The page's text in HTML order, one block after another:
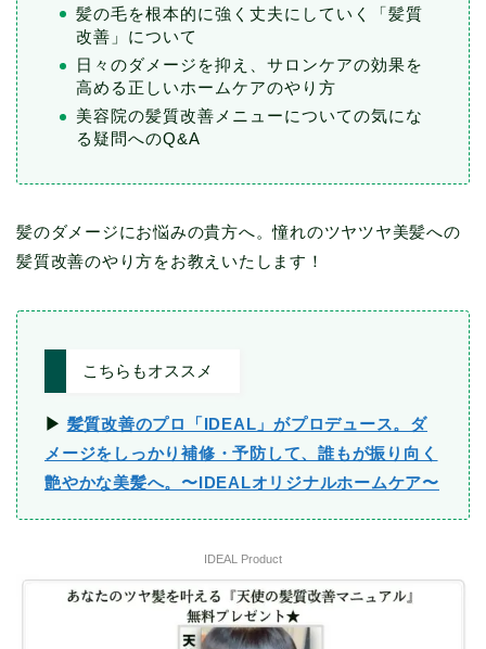
髪の毛を根本的に強く丈夫にしていく「髪質
改善」について
日々のダメージを抑え、サロンケアの効果を
高める正しいホームケアのやり方
美容院の髪質改善メニューについての気にな
る疑問へのQ&A
髪のダメージにお悩みの貴方へ。憧れのツヤツヤ美髪への
髪質改善のやり方をお教えいたします！
こちらもオススメ
▶︎ 髪質改善のプロ「IDEAL」がプロデュース。ダ
メージをしっかり補修・予防して、誰もが振り向く
艶やかな美髪へ。〜IDEALオリジナルホームケア〜
IDEAL Product